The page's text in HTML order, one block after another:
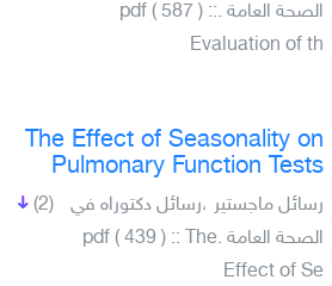
الصحة العامة .pdf ( 587 ) ::
Evaluation of th
The Effect of Seasonality on
Pulmonary Function Tests
(2)
رسائل ماجستير ،رسائل دكتوراه في
الصحة العامة .pdf ( 439 ) :: The
Effect of Se